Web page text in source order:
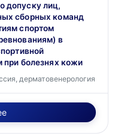
допуску лиц,
сборных команд
спортом
в
при болезнях кожи
дерматовенерология